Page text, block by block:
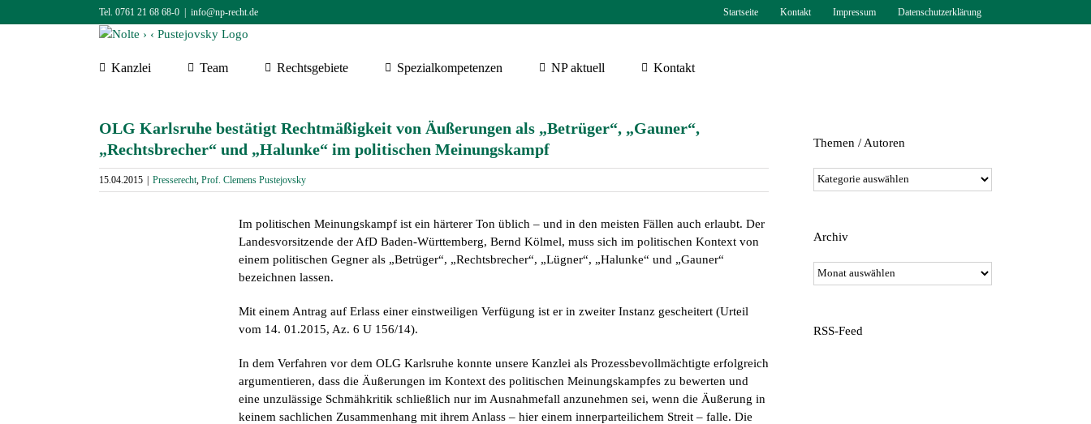
Inhalt
Tel. 0761 21 68 68-0 info@np-recht.de Startseite Kontakt Impressum Datenschutzerklärung
Kanzlei Team Rechtsgebiete Spezialkompetenzen NP aktuell Kontakt
OLG Karlsruhe bestätigt Rechtmäßigkeit von Äußerungen als „Betrüger“, „Gauner“,
„Rechtsbrecher“ und „Halunke“ im politischen Meinungskampf
15.04.2015 Presserecht, Prof. Clemens Pustejovsky
Im politischen Meinungskampf ist ein härterer Ton üblich – und in den meisten Fällen auch erlaubt. Der
Landesvorsitzende der AfD Baden-Württemberg, Bernd Kölmel, muss sich im politischen Kontext von
einem politischen Gegner als „Betrüger“, „Rechtsbrecher“, „Lügner“, „Halunke“ und „Gauner“
bezeichnen lassen.
Mit einem Antrag auf Erlass einer einstweiligen Verfügung ist er in zweiter Instanz gescheitert (Urteil
vom 14. 01.2015, Az. 6 U 156/14).
In dem Verfahren vor dem OLG Karlsruhe konnte unsere Kanzlei als Prozessbevollmächtigte erfolgreich
argumentieren, dass die Äußerungen im Kontext des politischen Meinungskampfes zu bewerten und
eine unzulässige Schmähkritik schließlich nur im Ausnahmefall anzunehmen sei, wenn die Äußerung in
keinem sachlichen Zusammenhang mit ihrem Anlass – hier einem innerparteilichem Streit – falle. Die
Themen / Autoren
Themen
/
Archiv
Archiv
RSS-Feed